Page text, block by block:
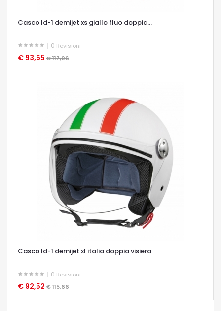
Casco ld-1 demijet xs giallo fluo doppia...
0 Revisioni
€ 93,65 € 117,06
OCCHIATA VELOCE
Casco ld-1 demijet xl italia doppia visiera
0 Revisioni
€ 92,52 € 115,66
OCCHIATA VELOCE